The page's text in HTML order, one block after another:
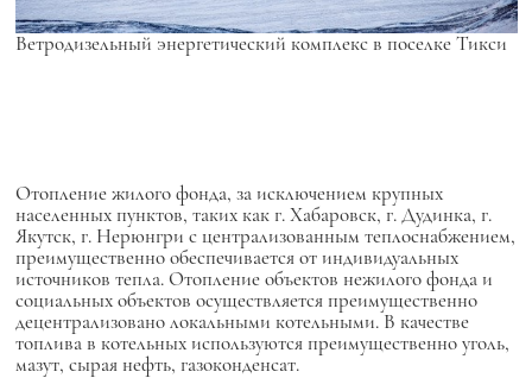
Ветродизельный энергетический комплекс в поселке Тикси
Отопление жилого фонда, за исключением крупных
населенных пунктов, таких как г. Хабаровск, г. Дудинка, г.
Якутск, г. Нерюнгри с централизованным теплоснабжением,
преимущественно обеспечивается от индивидуальных
источников тепла. Отопление объектов нежилого фонда и
социальных объектов осуществляется преимущественно
децентрализовано локальными котельными. В качестве
топлива в котельных используются преимущественно уголь,
мазут, сырая нефть, газоконденсат.